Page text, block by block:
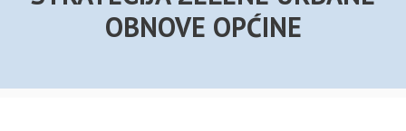
OBNOVE OPĆINE